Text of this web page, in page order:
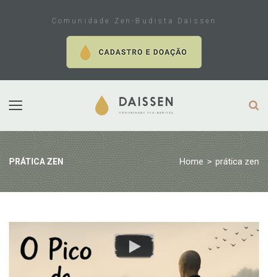
Comunidade Zen-Budista Daissen
PRÁTICA ZEN Home > prática zen
Tag:
prática